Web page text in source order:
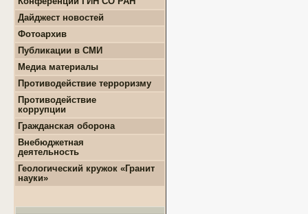
+
Полезные ссылки
+
Контакты
Дайджест новостей
+
Геология
+ Месторождения
+ Землятрясения
+
Вулканы
+
+ Экономика
+ Палеонтология
+ Интересно
Фотоархив
Публикации в СМИ
Медиа материалы
Противодействие терроризму
Противодействие
коррупции
+
Нормативно-правовые и
иные акты в сфере
противодействия
коррупции
+
Методические
материалы
+ Формы документов,
Гражданская оборона
Внебюджетная
деятельность
+
Геологоразведочные
работы
Геотехнические
+ Инженерно-
Геологический кружок «Гранит
науки»